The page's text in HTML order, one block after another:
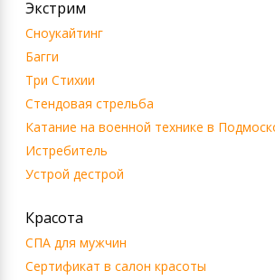
Экстрим
Сноукайтинг
Багги
Три Стихии
Стендовая стрельба
Катание на военной технике в
Истребитель
Устрой дестрой
Красота
СПА для мужчин
Сертификат в салон красоты